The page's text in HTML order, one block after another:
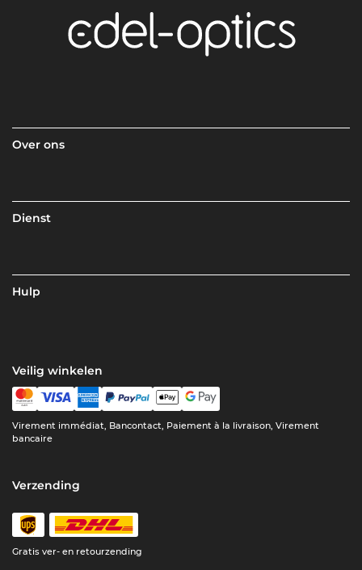
Over ons
Dienst
Hulp
Veilig winkelen
Virement immédiat, Bancontact, Paiement à la livraison, Virement
bancaire
Verzending
Gratis ver- en retourzending